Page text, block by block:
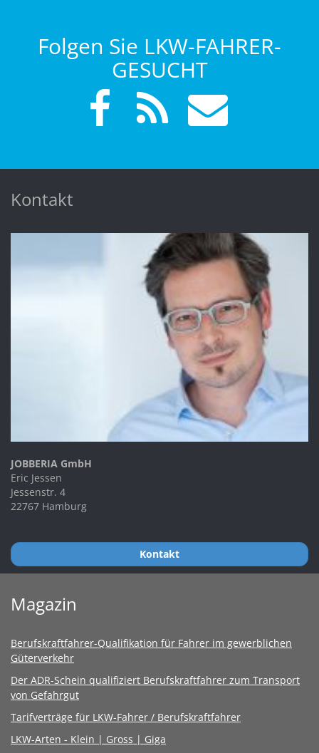
Folgen Sie LKW-FAHRER-
GESUCHT
Kontakt
JOBBERIA GmbH
Eric Jessen
Jessenstr. 4
22767 Hamburg
Kontakt
Magazin
Berufskraftfahrer-Qualifikation für Fahrer im gewerblichen
Güterverkehr
Der ADR-Schein qualifiziert Berufskraftfahrer zum Transport
von Gefahrgut
Tarifverträge für LKW-Fahrer / Berufskraftfahrer
LKW-Arten - Klein | Gross | Giga